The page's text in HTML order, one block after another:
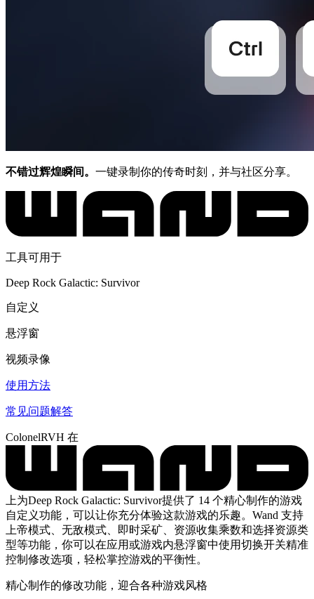
不错过辉煌瞬间。 一键录制你的传奇时刻，并与社区分享。
工具可用于
Deep Rock Galactic: Survivor
自定义
悬浮窗
视频录像
使用方法
常见问题解答
ColonelRVH 在
上为Deep Rock Galactic: Survivor提供了 14 个精心制作的游戏
自定义功能，可以让你充分体验这款游戏的乐趣。Wand 支持
上帝模式、无敌模式、即时采矿、资源收集乘数和选择资源类
型等功能，你可以在应用或游戏内悬浮窗中使用切换开关精准
控制修改选项，轻松掌控游戏的平衡性。
精心制作的修改功能，迎合各种游戏风格